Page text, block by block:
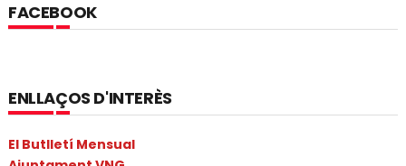
FACEBOOK
ENLLAÇOS D'INTERÈS
El Butlletí Mensual